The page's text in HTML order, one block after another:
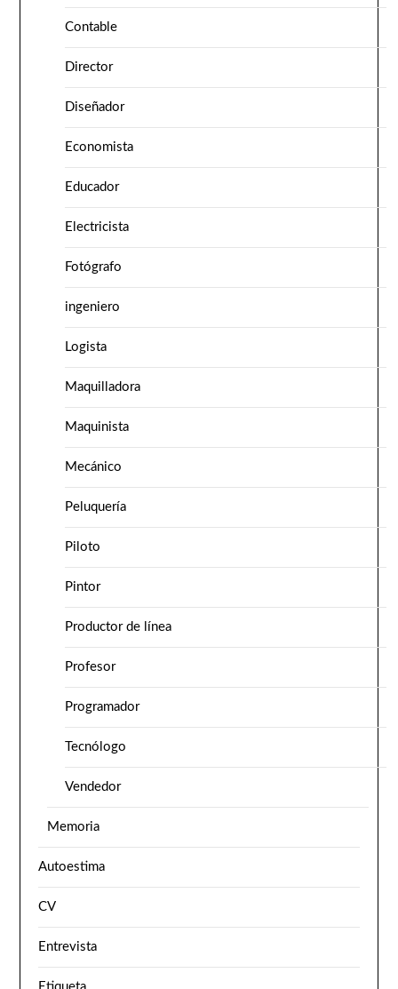
Contable
Director
Diseñador
Economista
Educador
Electricista
Fotógrafo
ingeniero
Logista
Maquilladora
Maquinista
Mecánico
Peluquería
Piloto
Pintor
Productor de línea
Profesor
Programador
Tecnólogo
Vendedor
Memoria
Autoestima
CV
Entrevista